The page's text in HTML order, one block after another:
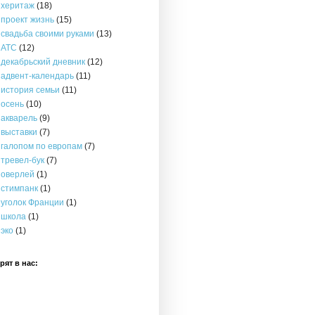
херитаж (18)
проект жизнь (15)
свадьба своими руками (13)
АТС (12)
декабрьский дневник (12)
адвент-календарь (11)
история семьи (11)
осень (10)
акварель (9)
выставки (7)
галопом по европам (7)
тревел-бук (7)
оверлей (1)
стимпанк (1)
уголок Франции (1)
школа (1)
эко (1)
в нас: